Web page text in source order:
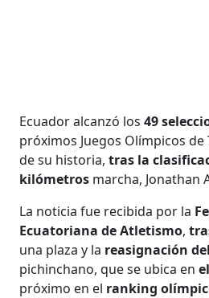
Ecuador alcanzó los49
próximos Juegos Olímpicos de
de su historia,tras la
kilómetros marcha, Jonathan
La noticia fue recibida por la
Ecuatoriana de Atletismo,
una plaza y la reasignación
pichinchano, que se ubica en
próximo en el ranking